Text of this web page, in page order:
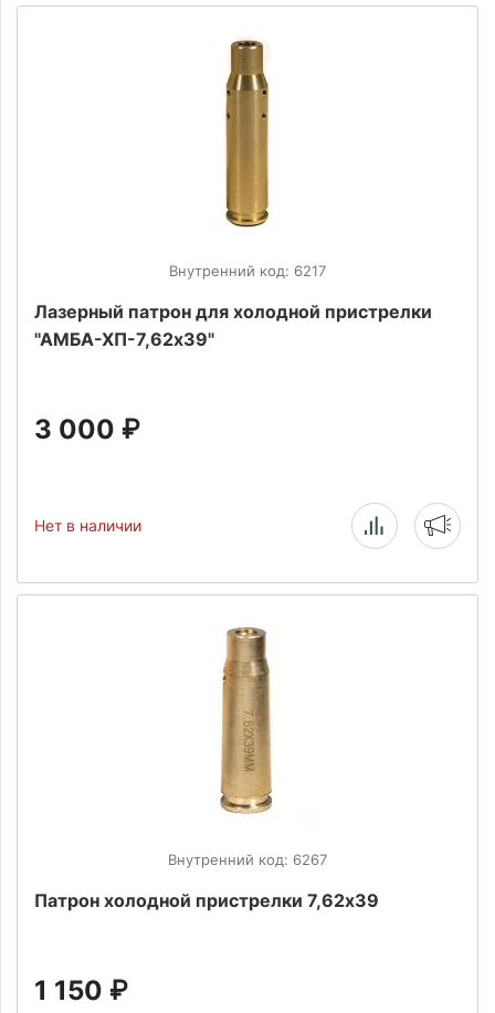
Внутренний код: 6217
Лазерный патрон для холодной пристрелки
"АМБА-ХП-7,62х39"
3 000 ₽
Нет в наличии
Внутренний код: 6267
Патрон холодной пристрелки 7,62х39
1 150 ₽